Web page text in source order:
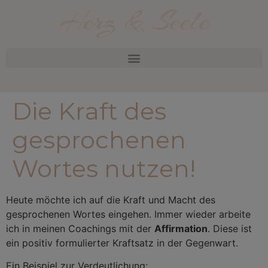
Die Kraft des
gesprochenen
Wortes nutzen!
Heute möchte ich auf die Kraft und Macht des
gesprochenen Wortes eingehen. Immer wieder arbeite
ich in meinen Coachings mit der Affirmation. Diese ist
ein positiv formulierter Kraftsatz in der Gegenwart.